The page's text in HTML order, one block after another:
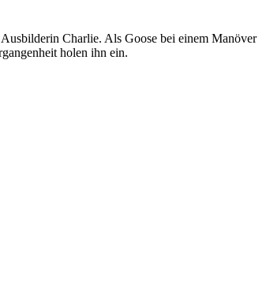
Charlie. Als Goose bei einem Manöver
holen ihn ein.